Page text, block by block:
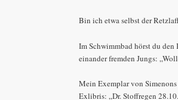
Bin ich etwa selbst der
Im Schwimmbad hörst du den
einander fremden Jungs:
Mein Exemplar von
Exlibris: „Dr. Stoffregen